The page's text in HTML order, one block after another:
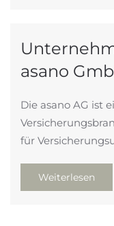
asano
Die asano AG ist
für
Weiterlesen